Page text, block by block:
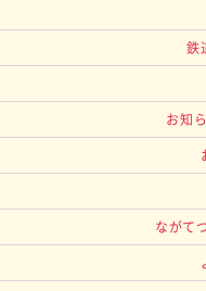
鉄
お知
ながて